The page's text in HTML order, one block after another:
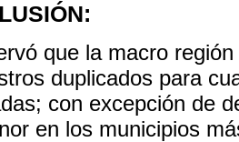
que la macro
duplicados para
con excepción de
en los municipios